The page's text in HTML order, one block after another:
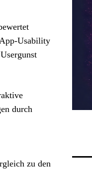
Usability
durch
zu den